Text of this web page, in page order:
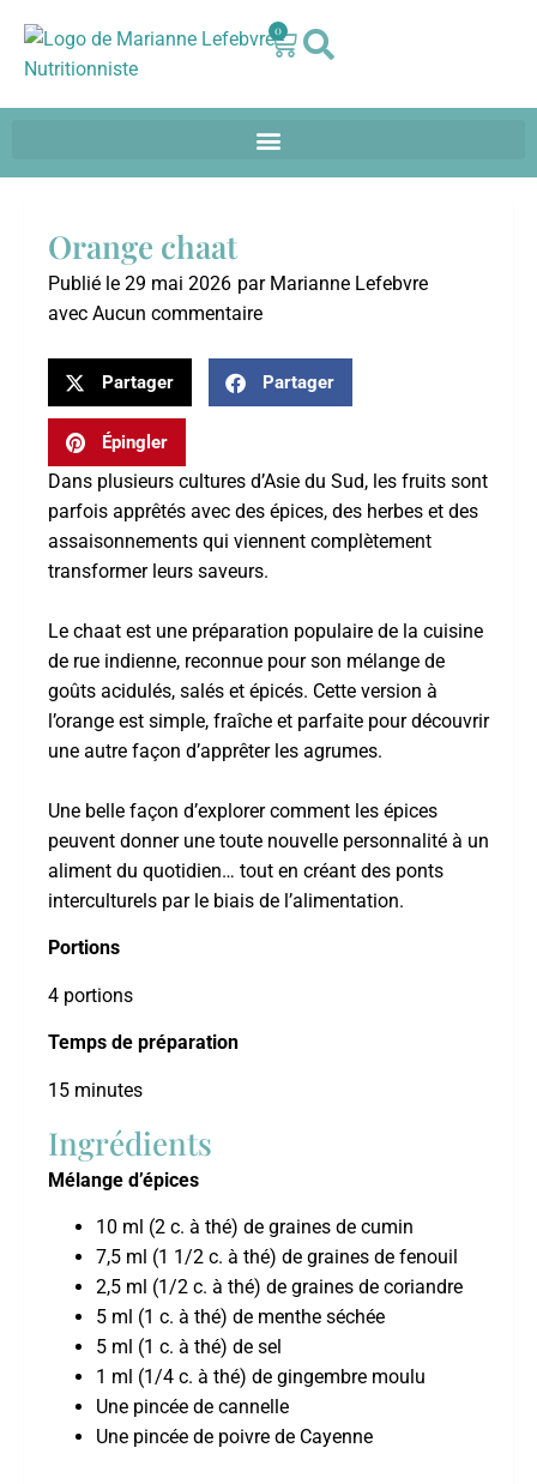
0
Orange chaat
Publié le 29 mai 2026 par Marianne Lefebvre
avec Aucun commentaire
Partager Partager
Épingler
Dans plusieurs cultures d’Asie du Sud, les fruits sont
parfois apprêtés avec des épices, des herbes et des
assaisonnements qui viennent complètement
transformer leurs saveurs.
Le chaat est une préparation populaire de la cuisine
de rue indienne, reconnue pour son mélange de
goûts acidulés, salés et épicés. Cette version à
l’orange est simple, fraîche et parfaite pour découvrir
une autre façon d’apprêter les agrumes.
Une belle façon d’explorer comment les épices
peuvent donner une toute nouvelle personnalité à un
aliment du quotidien… tout en créant des ponts
interculturels par le biais de l’alimentation.
Portions
4 portions
Temps de préparation
15 minutes
Ingrédients
Mélange d’épices
10 ml (2 c. à thé) de graines de cumin
7,5 ml (1 1/2 c. à thé) de graines de fenouil
2,5 ml (1/2 c. à thé) de graines de coriandre
5 ml (1 c. à thé) de menthe séchée
5 ml (1 c. à thé) de sel
1 ml (1/4 c. à thé) de gingembre moulu
Une pincée de cannelle
Une pincée de poivre de Cayenne